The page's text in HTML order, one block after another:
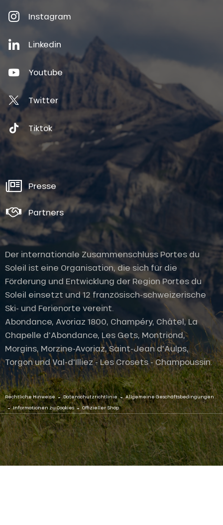
Instagram
Linkedin
Youtube
Twitter
Tiktok
Presse
Partners
Der internationale Zusammenschluss Portes du
Soleil ist eine Organisation, die sich für die
Förderung und Entwicklung der Region Portes du
Soleil einsetzt und 12 französisch-schweizerische
Ski- und Ferienorte vereint.
Abondance, Avoriaz 1800, Champéry, Châtel, La
Chapelle d'Abondance, Les Gets, Montriond,
Morgins, Morzine-Avoriaz, Saint-Jean d'Aulps,
Torgon und Val-d'Illiez - Les Crosets - Champoussin.
Rechtliche Hinweise - Datenschutzrichtlinie - Allgemeine Geschäftsbedingungen
- Informationen zu Cookies - Offizieller Shop